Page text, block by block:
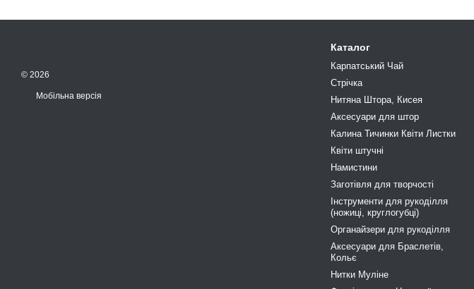
© 2026
Мобільна версія
Каталог
Карпатський Чай
Стрічка
Нитяна Штора, Кисея
Аксесуари для штор
Калина Тичинки Квіти Листки
Квіти штучні
Намистини
Заготівля для творчості
Інструменти для рукоділля
(ножиці, круглогубці)
Органайзери для рукоділля
Аксесуари для Браслетів,
Кольє
Нитки Муліне